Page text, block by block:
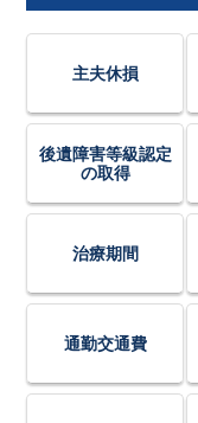
主夫休損
後遺障害等級認定
の取得
治療期間
通勤交通費